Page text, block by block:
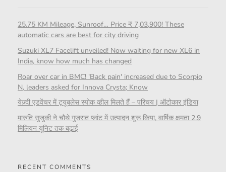
25.75 KM Mileage, Sunroof… Price ₹ 7,03,900! These
automatic cars are best for city driving
Suzuki XL7 Facelift unveiled! Now waiting for new XL6 in
India, know how much has changed
Roar over car in BMC! 'Back pain' increased due to Scorpio
N, leaders asked for Innova Crysta; Know
येज़्दी एडवेंचर में ट्यूबलेस स्पोक व्हील मिलते हैं – परिचय | ऑटोकार इंडिया
मारुति सुजुकी ने चौथे गुजरात प्लांट में उत्पादन शुरू किया, वार्षिक क्षमता 2.9
मिलियन यूनिट तक बढ़ाई
RECENT COMMENTS